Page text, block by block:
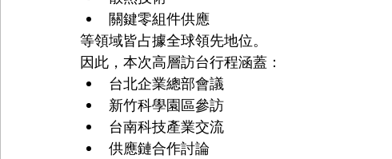
關鍵零組件供應
等領域皆占據全球領先地位。
因此，本次高層訪台行程涵蓋：
台北企業總部會議
新竹科學園區參訪
台南科技產業交流
供應鏈合作討論